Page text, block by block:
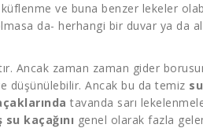
ve buna benzer lekeler
da- herhangi bir duvar ya da
Ancak zaman zaman gider
düşünülebilir. Ancak bu da temiz
tavanda sarı
su kaçağını genel olarak fazla